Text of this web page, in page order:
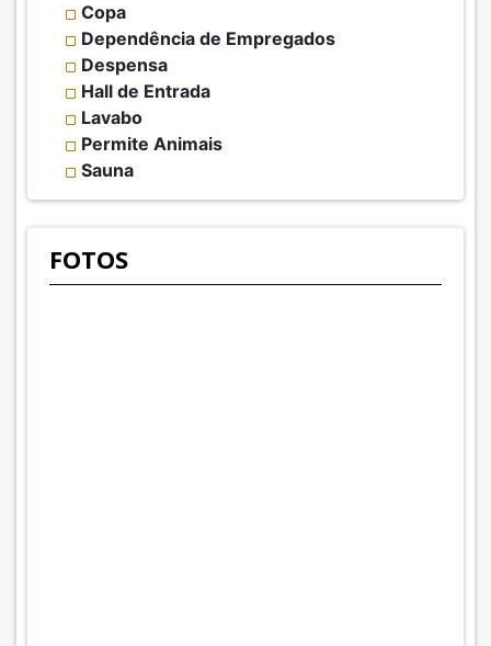
Copa
Dependência de Empregados
Despensa
Hall de Entrada
Lavabo
Permite Animais
Sauna
FOTOS